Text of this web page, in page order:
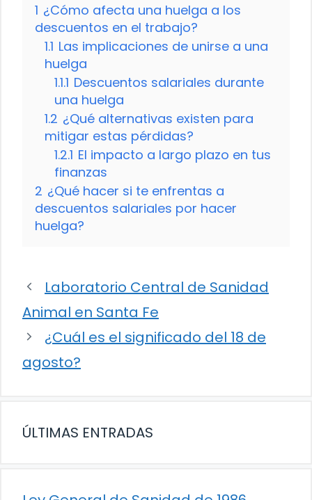
1 ¿Cómo afecta una huelga a los
descuentos en el trabajo?
1.1 Las implicaciones de unirse a una
huelga
1.1.1 Descuentos salariales durante
una huelga
1.2 ¿Qué alternativas existen para
mitigar estas pérdidas?
1.2.1 El impacto a largo plazo en tus
finanzas
2 ¿Qué hacer si te enfrentas a
descuentos salariales por hacer
huelga?
Laboratorio Central de Sanidad
Animal en Santa Fe
¿Cuál es el significado del 18 de
agosto?
ÚLTIMAS ENTRADAS